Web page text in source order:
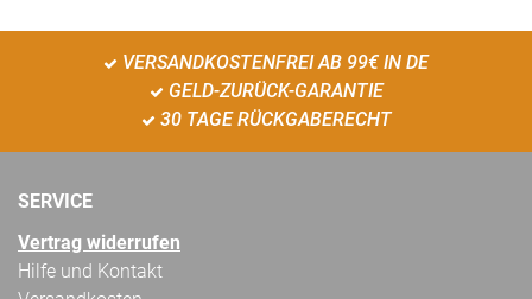
VERSANDKOSTENFREI AB 99€ IN DE
GELD-ZURÜCK-GARANTIE
30 TAGE RÜCKGABERECHT
SERVICE
Vertrag widerrufen
Hilfe und Kontakt